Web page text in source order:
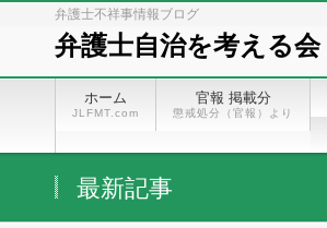
弁護士不祥事情報ブログ
弁護士自治を考える会
ホーム
JLFMT.com
官報 掲載分
懲戒処分（官報）より
最新記事